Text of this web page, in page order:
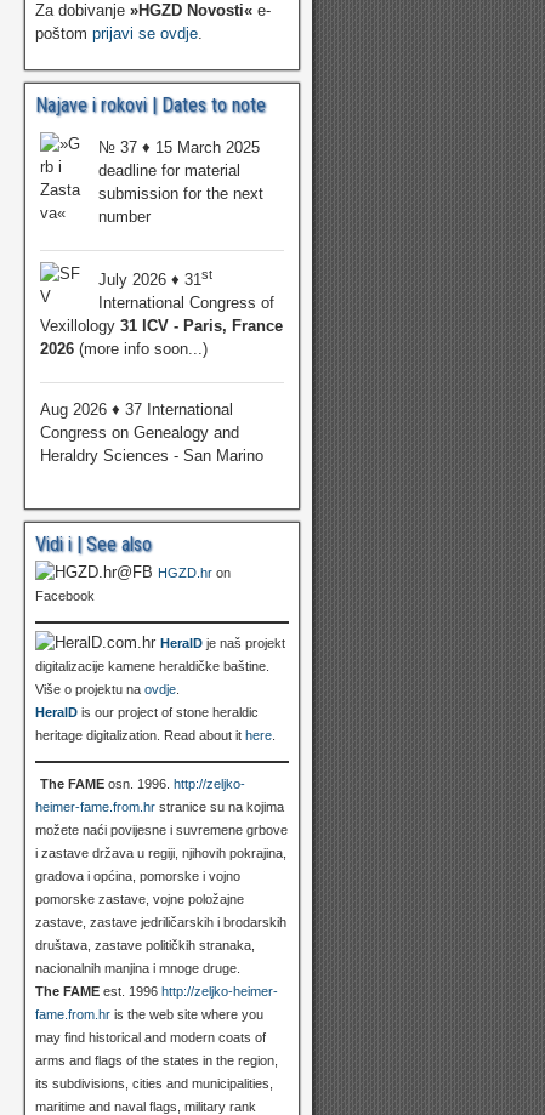
Za dobivanje »HGZD Novosti«e-
poštom prijavi se ovdje.
Najave i rokovi | Dates to note
№ 37 ♦ 15 March 2025
deadline for material
submission for the next
number
July 2026 ♦ 31st
International Congress of
Vexillology 31 ICV - Paris, France
2026(more info soon...)
Aug 2026 ♦ 37 International
Congress on Genealogy and
Heraldry Sciences - San Marino
Vidi i | See also
HGZD.hron
Facebook
HeralDje naš projekt
digitalizacije kamene heraldičke baštine.
Više o projektu na ovdje.
HeralDis our project of stone heraldic
heritage digitalization. Read about it here.
The FAMEosn. 1996. http://zeljko-
heimer-fame.from.hrstranice su na kojima
možete naći povijesne i suvremene grbove
i zastave država u regiji, njihovih pokrajina,
gradova i općina, pomorske i vojno
pomorske zastave, vojne položajne
zastave, zastave jedriličarskih i brodarskih
društava, zastave političkih stranaka,
nacionalnih manjina i mnoge druge.
The FAMEest. 1996 http://zeljko-heimer-
fame.from.hris the web site where you
may find historical and modern coats of
arms and flags of the states in the region,
its subdivisions, cities and municipalities,
maritime and naval flags, military rank